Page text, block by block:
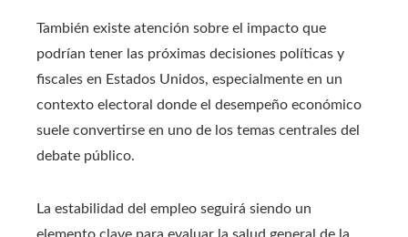
También existe atención sobre el impacto que
podrían tener las próximas decisiones políticas y
fiscales en Estados Unidos, especialmente en un
contexto electoral donde el desempeño económico
suele convertirse en uno de los temas centrales del
debate público.
La estabilidad del empleo seguirá siendo un
elemento clave para evaluar la salud general de la